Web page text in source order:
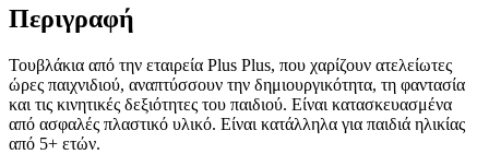
Περιγραφή
Τουβλάκια από την εταιρεία Plus Plus, που χαρίζουν ατελείωτες
ώρες παιχνιδιού, αναπτύσσουν την δημιουργικότητα, τη φαντασία
και τις κινητικές δεξιότητες του παιδιού. Είναι κατασκευασμένα
από ασφαλές πλαστικό υλικό. Είναι κατάλληλα για παιδιά ηλικίας
από 5+ ετών.